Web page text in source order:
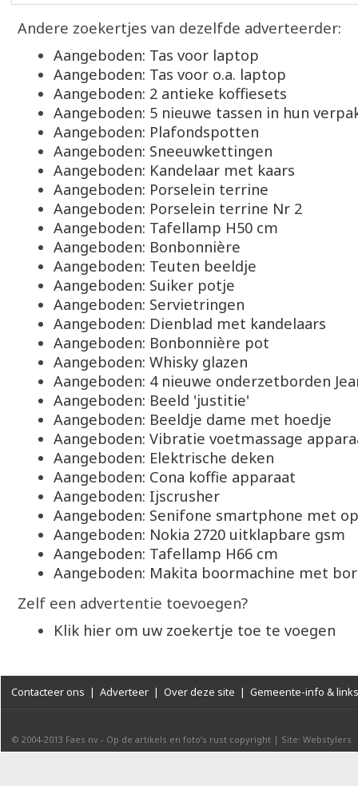
Andere zoekertjes van dezelfde adverteerder:
Aangeboden: Tas voor laptop
Aangeboden: Tas voor o.a. laptop
Aangeboden: 2 antieke koffiesets
Aangeboden: 5 nieuwe tassen in hun
Aangeboden: Plafondspotten
Aangeboden: Sneeuwkettingen
Aangeboden: Kandelaar met kaars
Aangeboden: Porselein terrine
Aangeboden: Porselein terrine Nr 2
Aangeboden: Tafellamp H50 cm
Aangeboden: Bonbonnière
Aangeboden: Teuten beeldje
Aangeboden: Suiker potje
Aangeboden: Servietringen
Aangeboden: Dienblad met kandelaars
Aangeboden: Bonbonnière pot
Aangeboden: Whisky glazen
Aangeboden: 4 nieuwe onderzetborden
Aangeboden: Beeld 'justitie'
Aangeboden: Beeldje dame met hoedje
Aangeboden: Vibratie voetmassage
Aangeboden: Elektrische deken
Aangeboden: Cona koffie apparaat
Aangeboden: Ijscrusher
Aangeboden: Senifone smartphone met
Aangeboden: Nokia 2720 uitklapbare gsm
Aangeboden: Tafellamp H66 cm
Aangeboden: Makita boormachine met
Zelf een advertentie toevoegen?
Klik hier om uw zoekertje toe te voegen
Contacteer ons | Adverteer | Over deze site | Gemeente-info & links
© 2004-2013 Faes nv - Op de artikels en foto’s rust copyright | Site: Webstylers